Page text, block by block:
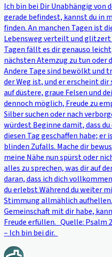
Ich bin bei Dir Unabhängig von
gerade befindest, kannst du in
finden. An manchen Tagen ist
Lebensweg verteilt und
Tagen fällt es dir genauso
nächsten Atemzug zu tun oder
Andere Tage sind bewölkt und
der Weg ist, und er erscheint
auf düstere, graue Felsen und
dennoch möglich, Freude zu
Silber suchen oder nach
würdest Beginne damit, dass
diesen Tag geschaffen habe; er
blinden Zufalls. Mache dir
meine Nähe nun spürst oder
alles zu sprechen, was dir auf
daran, dass ich dich
du erlebst Während du weiter
Stimmung allmählich aufhellen.
Gemeinschaft mit dir habe,
Freude erfüllen. Quelle: Psalm
– Ich bin bei dir.